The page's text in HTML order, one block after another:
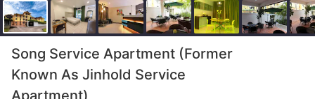
Song Service Apartment (Former
Known As Jinhold Service
Apartment)
Liczba gwiazdek: 3